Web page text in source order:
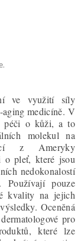
ve využití síly
medicíně. V
péči o kůži, a to
molekul na
z Ameryky
o pleť, které jsou
nedokonalostí
Používají pouze
kvality na jejich
Oceněná
pro
které lze